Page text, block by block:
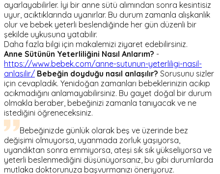
ayarlayabilirler. İyi bir anne sütü alımından sonra kesintisiz
uyur, acıktıklarında uyanırlar. Bu durum zamanla alışkanlık
olur ve bebek yeterli beslendiğinde her gün düzenli bir
şekilde uykusuna yatabilir.
Daha fazla bilgi için makalemizi ziyaret edebilirsiniz.
Anne Sütünün Yeterliliğini Nasıl Anlarım? -
https://www.bebek.com/anne-sutunun-yeterliligi-nasil-
anlasilir/ Bebeğin doyduğu nasıl anlaşılır? Sorusunu sizler
için cevapladık. Yenidoğan zamanları bebeklerinizin acıkıp
acıkmadığını anlamayabilirsiniz. Bu gayet doğal bir durum
olmakla beraber, bebeğinizi zamanla tanıyacak ve ne
istediğini öğreneceksiniz.
Bebeğinizde günlük olarak beş ve üzerinde bez
değişimi olmuyorsa, uyanmada zorluk yaşıyorsa,
uyandıktan sonra emmiyorsa, ateşi sık sık yükseliyorsa ve
yeterli beslenmediğini düşünüyorsanız, bu gibi durumlarda
mutlaka doktorunuza başvurmanızı öneriyoruz.